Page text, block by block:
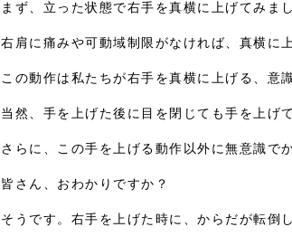
まず、立った状態で右手を真横に上げてみま
右肩に痛みや可動域制限がなければ、真横に
この動作は私たちが右手を真横に上げる、意
当然、手を上げた後に目を閉じても手を上げ
さらに、この手を上げる動作以外に無意識で
皆さん、おわかりですか？
そうです。右手を上げた時に、からだが転倒